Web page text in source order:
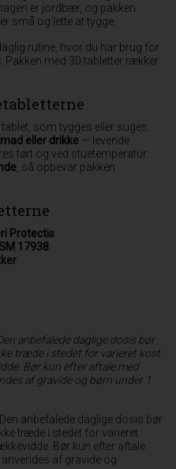
er jordbær, og pakken
små og lette at tygge.
rutine, hvor du har brug for
. Pakken med 30 tabletter rækker
som tygges eller suges.
eller drikke — levende
tørt og ved stuetemperatur.
, så opbevar pakken
Protectis
17938
anbefalede daglige dosis bør
træde i stedet for varieret kost.
Bør kun efter aftale med
af gravide og børn under 1
anbefalede daglige dosis bør
træde i stedet for varieret
Bør kun efter aftale
af gravide og